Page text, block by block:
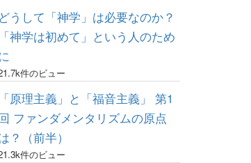
どうして「神学」は必要なのか？
「神学は初めて」という人のため
件のビュー
「原理主義」と「福音主義」 第1
ファンダメンタリズムの原点
？（前半）
件のビュー